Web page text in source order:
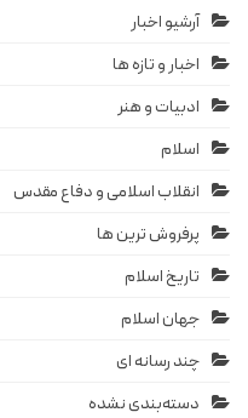
آرشیو اخبار
اخبار و تازه ها
ادبیات و هنر
اسلام
انقلاب اسلامی و دفاع مقدس
پرفروش ترین ها
تاریخ اسلام
جهان اسلام
چند رسانه ای
دسته‌بندی نشده